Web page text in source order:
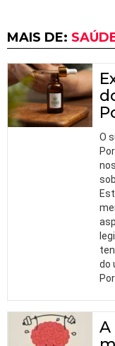
MAIS DE:
O
do
A